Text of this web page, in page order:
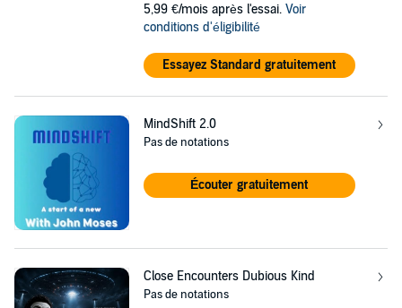
5,99 €/mois après l'essai. Voir
conditions d'éligibilité
Essayez Standard gratuitement
MindShift 2.0
Pas de notations
Écouter gratuitement
Close Encounters Dubious Kind
Pas de notations